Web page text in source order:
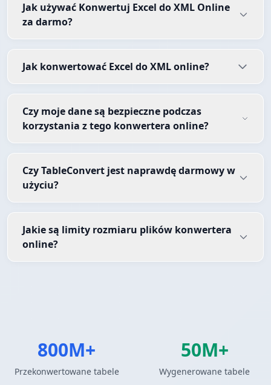
Jak używać Konwertuj Excel do XML Online
za darmo?
Jak konwertować Excel do XML online?
Czy moje dane są bezpieczne podczas
korzystania z tego konwertera online?
Czy TableConvert jest naprawdę darmowy w
użyciu?
Jakie są limity rozmiaru plików konwertera
online?
800M+
Przekonwertowane tabele
50M+
Wygenerowane tabele